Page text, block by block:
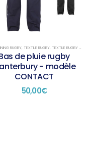
RUGBY, TEXTILE RUGBY, TEXTILE RUGBY TRAINING
de pluie rugby
- modèle
CONTACT
50,00€